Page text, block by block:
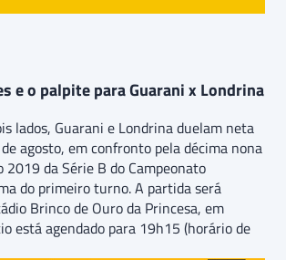
e o palpite para Guarani x Londrina
lados, Guarani e Londrina duelam neta
agosto, em confronto pela décima nona
2019 da Série B do Campeonato
do primeiro turno. A partida será
Brinco de Ouro da Princesa, em
está agendado para 19h15 (horário de